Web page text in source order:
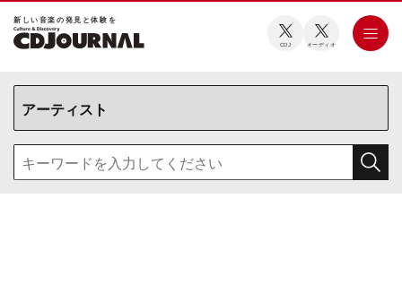
新しい⾳楽の発⾒と体験を
CDJ オーディオ